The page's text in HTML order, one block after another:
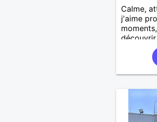
Calme,
j'aime
l'écoute,
une